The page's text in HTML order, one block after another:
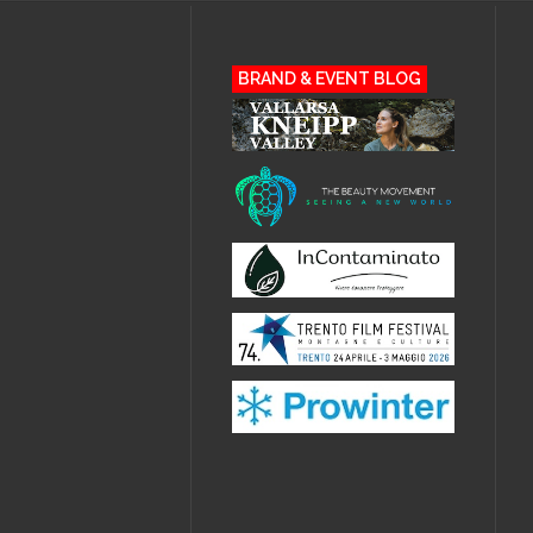
BRAND & EVENT BLOG